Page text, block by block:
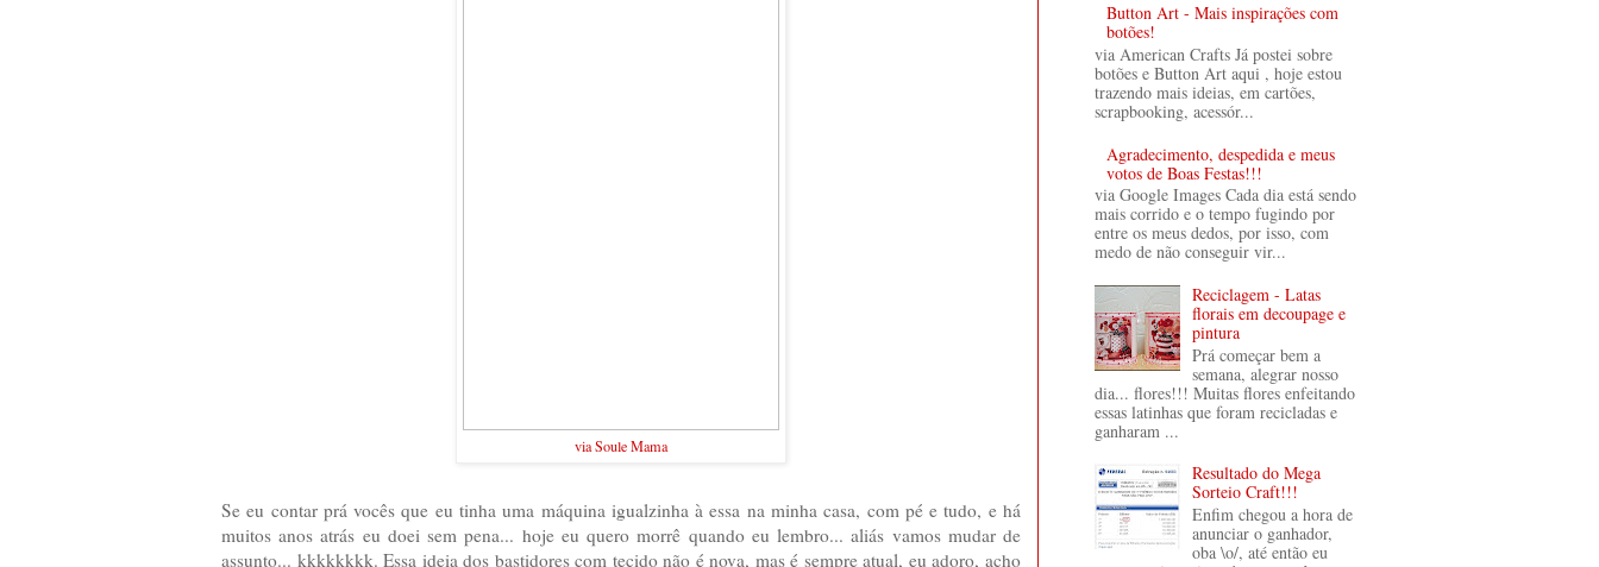
via Soule Mama
Se eu contar prá vocês que eu tinha uma máquina igualzinha à essa na minha casa, com pé e tudo, e há
muitos anos atrás eu doei sem pena... hoje eu quero morrê quando eu lembro... aliás vamos mudar de
assunto... kkkkkkkk. Essa ideia dos bastidores com tecido não é nova, mas é sempre atual, eu adoro, acho
Button Art - Mais inspirações com
botões!
via American Crafts Já postei sobre
botões e Button Art aqui , hoje estou
trazendo mais ideias, em cartões,
scrapbooking, acessór...
Agradecimento, despedida e meus
votos de Boas Festas!!!
via Google Images Cada dia está sendo
mais corrido e o tempo fugindo por
entre os meus dedos, por isso, com
medo de não conseguir vir...
Reciclagem - Latas
florais em decoupage e
pintura
Prá começar bem a
semana, alegrar nosso
dia... flores!!! Muitas flores enfeitando
essas latinhas que foram recicladas e
ganharam ...
Resultado do Mega
Sorteio Craft!!!
Enfim chegou a hora de
anunciar o ganhador,
oba \o/, até então eu